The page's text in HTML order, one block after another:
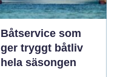
Båtservice som
ger tryggt båtliv
hela säsongen